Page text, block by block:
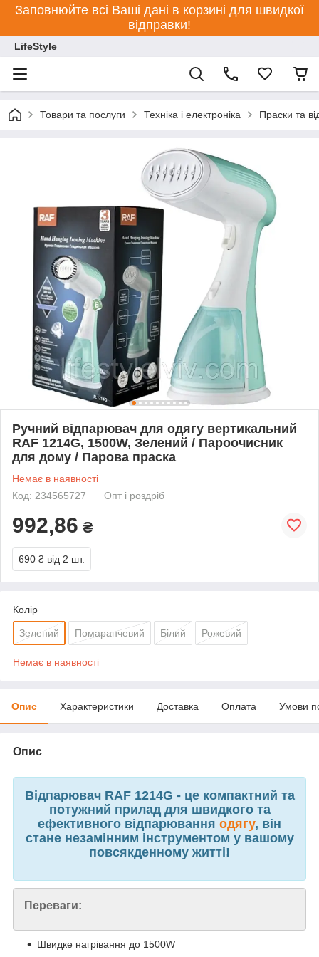
Заповнюйте всі Ваші дані в корзині для швидкої
відправки!
LifeStyle
Товари та послуги Техніка і електроніка Праски та
Ручний відпарювач для одягу вертикальний
RAF 1214G, 1500W, Зелений / Пароочисник
для дому / Парова праска
Немає в наявності
Код: 234565727
Опт і роздріб
992,86 ₴
690 ₴ від 2 шт.
Колір
Зелений Помаранчевий Білий Рожевий
Немає в наявності
Опис Характеристики Доставка Оплата Умови
Опис
Відпарювач RAF 1214G - це компактний та
потужний прилад для швидкого та
ефективного відпарювання одягу, він
стане незамінним інструментом у вашому
повсякденному житті!
Переваги:
Швидке нагрівання до 1500W